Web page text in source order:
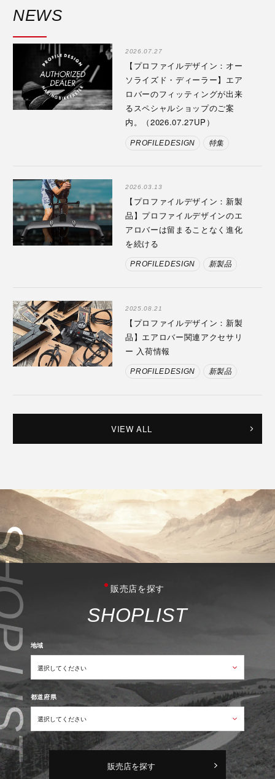
NEWS
2026.07.27
【プロファイルデザイン：オー
ソライズド・ディーラー】エア
ロバーのフィッティングが出来
るスペシャルショップのご案
内。（2026.07.27UP）
PROFILEDESIGN 特集
2026.03.13
【プロファイルデザイン：新製
品】プロファイルデザインのエ
アロバーは留まることなく進化
を続ける
PROFILEDESIGN 新製品
2025.08.21
【プロファイルデザイン：新製
品】エアロバー関連アクセサリ
ー 入荷情報
PROFILEDESIGN 新製品
VIEW ALL
販売店を探す
SHOPLIST
地域
都道府県
販売店を探す